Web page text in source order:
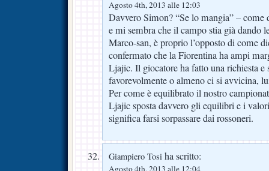
Agosto 4th, 2013 alle 12:03
Davvero Simon? “Se lo mangia” – come
e mi sembra che il campo stia già dando
Marco-san, è proprio l’opposto di come
confermato che la Fiorentina ha ampi
Ljajic. Il giocatore ha fatto una richiesta e
favorevolmente o almeno ci si avvicina,
Per come è equilibrato il nostro
Ljajic sposta davvero gli equilibri e i
significa farsi sorpassare dai rossoneri.
Giampiero Tosi ha scritto:
Agosto 4th, 2013 alle 12:04